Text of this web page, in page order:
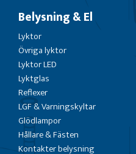
Belysning & El
Lyktor
Övriga lyktor
Lyktor LED
Lyktglas
Reflexer
LGF & Varningskyltar
Glödlampor
Hållare & Fästen
Kontakter belysning